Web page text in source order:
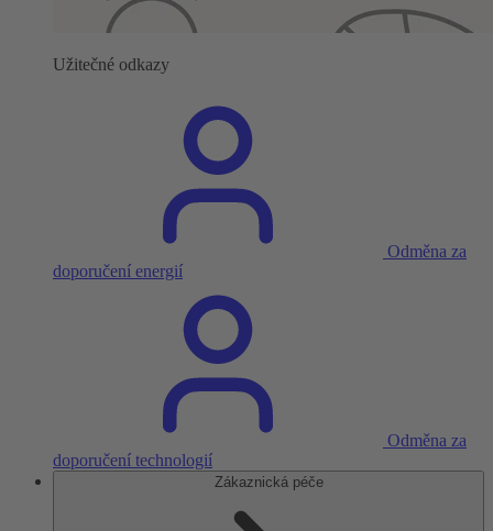
Užitečné odkazy
Odměna za
doporučení energií
Odměna za
doporučení technologií
Zákaznická péče